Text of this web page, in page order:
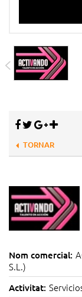
TORNAR
Nom comercial:
S.L.)
Activitat: